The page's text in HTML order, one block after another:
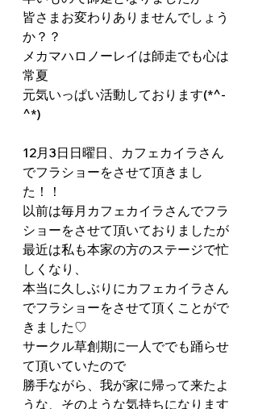
皆さまお変わりありませんでしょう
か？？
メカマハロノーレイは師走でも心は
常夏
元気いっぱい活動しております(*^-
^*)
12月3日日曜日、カフェカイラさん
でフラショーをさせて頂きまし
た！！
以前は毎月カフェカイラさんでフラ
ショーをさせて頂いておりましたが
最近は私も本家の方のステージで忙
しくなり、
本当に久しぶりにカフェカイラさん
でフラショーをさせて頂くことがで
きました♡
サークル草創期に一人ででも踊らせ
て頂いていたので
勝手ながら、我が家に帰って来たよ
うな、そのような気持ちになります